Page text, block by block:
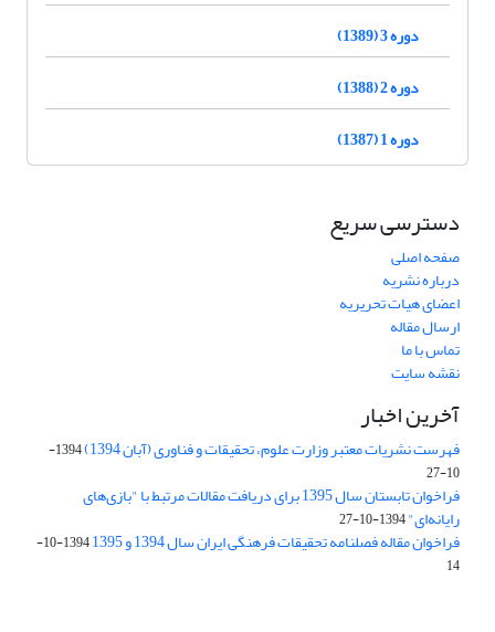
دوره 3 (1389)
دوره 2 (1388)
دوره 1 (1387)
دسترسی سریع
صفحه اصلی
درباره نشریه
اعضای هیات تحریریه
ارسال مقاله
تماس با ما
نقشه سایت
آخرین اخبار
فهرست نشریات معتبر وزارت علوم، تحقیقات و فناوری (آبان 1394)
1394-
10-27
فراخوان تابستان سال 1395 برای دریافت مقالات مرتبط با "بازی‌های
رایانه‌ای"1394-10-27
فراخوان مقاله فصلنامه تحقیقات فرهنگی ایران سال 1394 و 1395
1394-10-
14